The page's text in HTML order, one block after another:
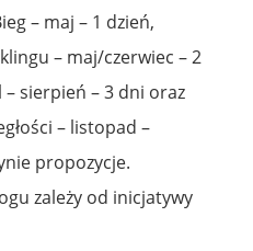
– maj – 1 dzień,
– maj/czerwiec – 2
– sierpień – 3 dni oraz
– listopad –
propozycje.
zależy od inicjatywy